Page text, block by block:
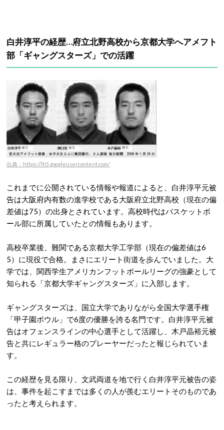
白井淳平の経歴…府立北野高校から京都大学へアメフト
部「ギャングスターズ」での活躍
出典：https://lh5.googleusercontent.com/
これまでに公開されている情報や報道によると、白井淳平元被
告は大阪府内有数の進学校である大阪府立北野高校（現在の偏
差値は75）の出身とされています。 高校時代はバスケットボ
ール部に所属していたとの情報もあります。
高校卒業後、難関である京都大学工学部（現在の偏差値は6
5）に現役で合格。まさにエリート街道を歩んでいました。大
学では、関西学生アメリカンフットボールリーグの強豪として
知られる「京都大学ギャングスターズ」に入部します。
ギャングスターズは、国立大学でありながら全国大学選手権
「甲子園ボウル」で6度の優勝を誇る名門です。 白井淳平元被
告はオフェンスラインの中心選手として活躍し、木戸晶裕元被
告と共にレギュラー格のプレーヤーだったと報じられていま
す。
この経歴を見る限り、文武両道を地で行く白井淳平元被告の姿
は、事件を起こすまでは多くの人が羨むエリートそのものであ
ったと考えられます。